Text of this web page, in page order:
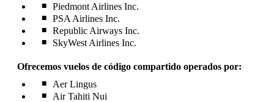
Piedmont Airlines Inc.
PSA Airlines Inc.
Republic Airways Inc.
SkyWest Airlines Inc.
Ofrecemos vuelos de código compartido operados por:
Aer Lingus
Air Tahiti Nui